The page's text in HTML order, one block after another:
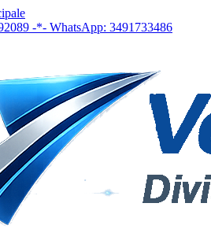
-*- WhatsApp: 3491733486